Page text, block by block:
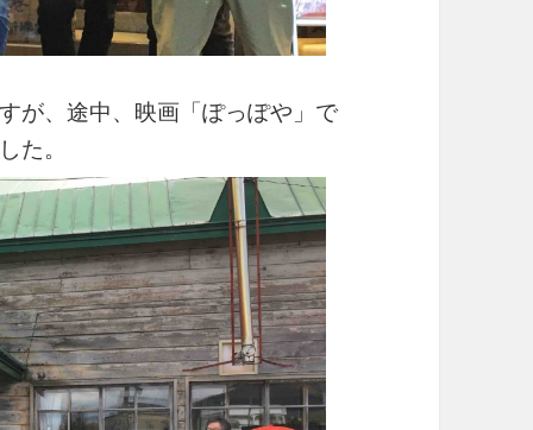
が、途中、映画「ぽっぽや」で
た。